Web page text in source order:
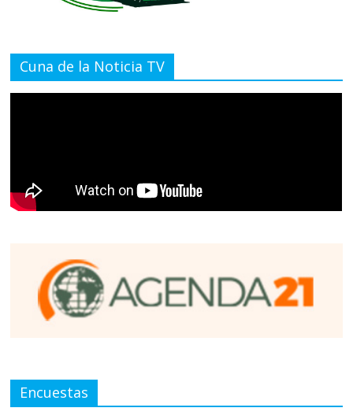
Cuna de la Noticia TV
Encuestas